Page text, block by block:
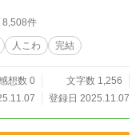
8,508件
人こわ 完結
想数 0
文字数 1,256
登録日 2025.11.07